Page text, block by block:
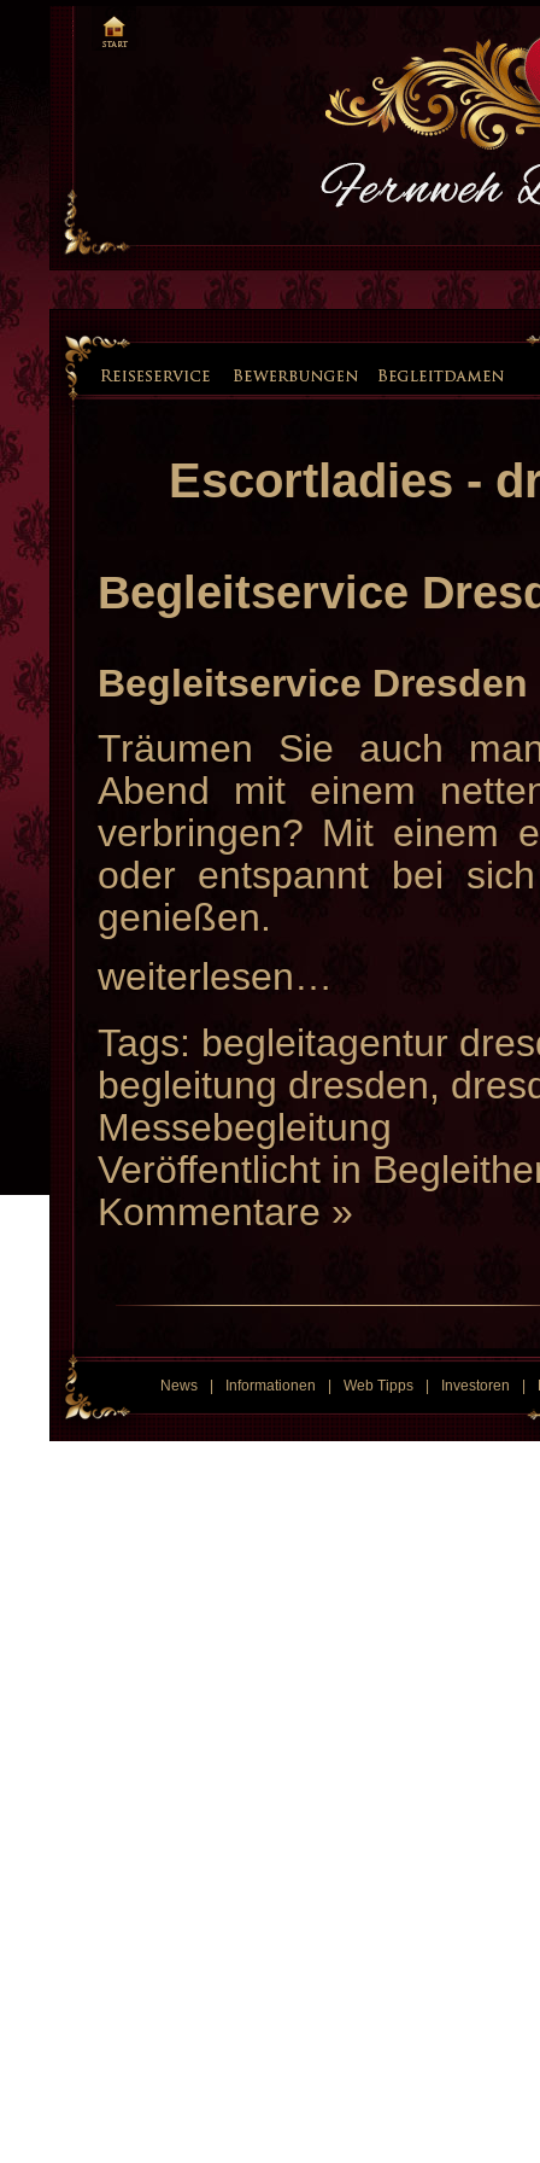
Escortladies -
Begleitservice
Begleitservice
Träumen Sie auch
Abend mit einem
verbringen? Mit einem
oder entspannt bei
genießen.
weiterlesen…
Tags: begleitagentur
begleitung dresden,
Messebegleitung
Veröffentlicht in
Kommentare »
News Informationen Web Tipps Investoren